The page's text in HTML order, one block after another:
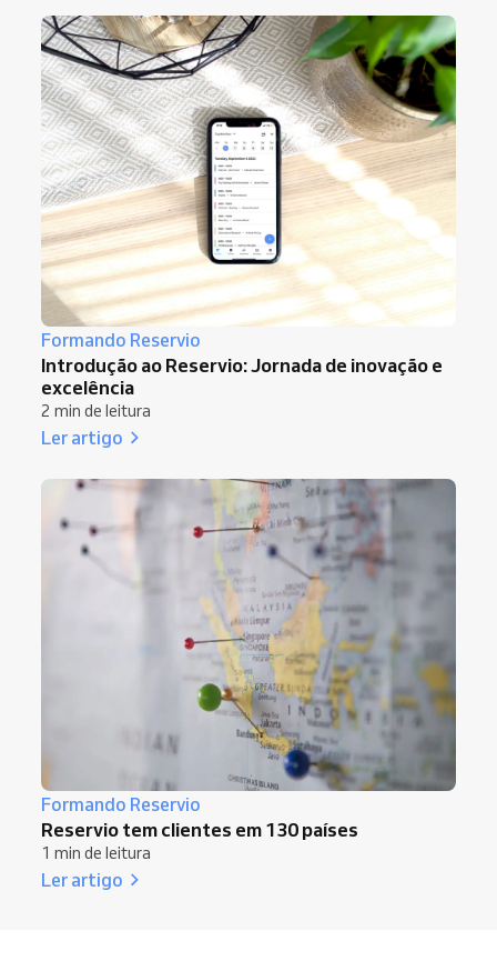
Formando Reservio
Introdução ao Reservio: Jornada de inovação e
excelência
2 min de leitura
Ler artigo
Formando Reservio
Reservio tem clientes em 130 países
1 min de leitura
Ler artigo